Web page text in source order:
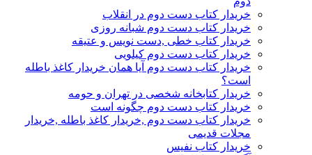
خریدار کتاب دست دوم در انقلاب
خریدار کتاب دست دوم شبانه روزی
خریدار کتاب خطی ,دست نویس و عتیقه
خریدار کتاب دست دوم کیلویی
خریدار کتاب دست دوم آیا همان خریدار کاغذ باطله
است؟
خریدار کتابخانه شخصی در تهران و حومه
خریدار کتاب دست دوم چگونه است
خریدار کتاب دست دوم ,خریدار کاغذ باطله ,خریدار
مجلات قدیمی
خریدار کتاب نفیس